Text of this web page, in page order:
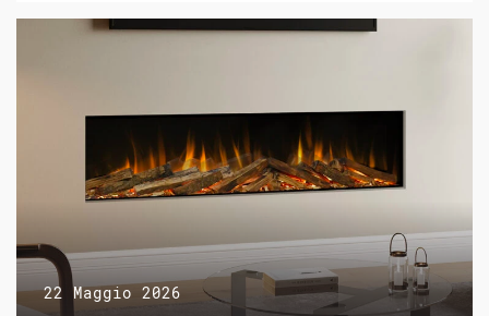
22 Maggio 2026